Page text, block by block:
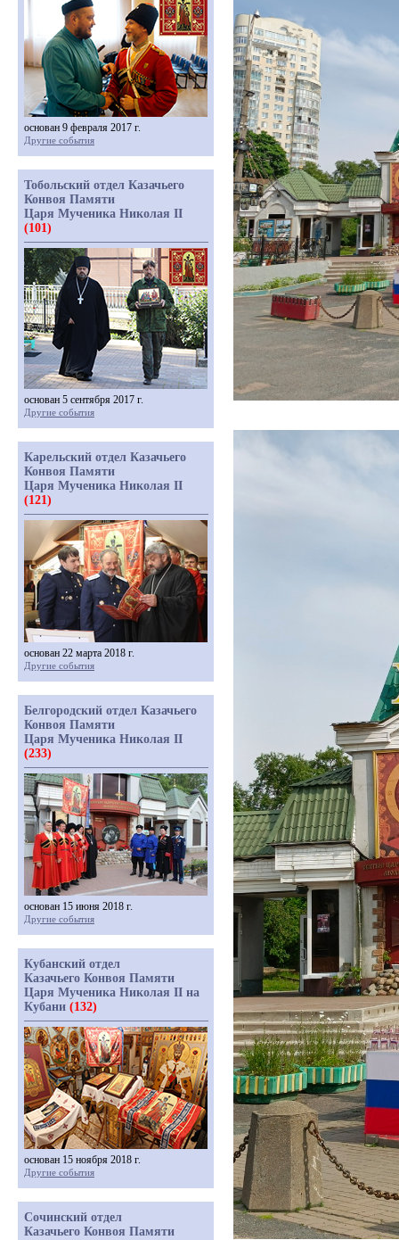
основан 9 февраля 2017 г.
Другие события
Тобольский отдел Казачьего
Конвоя Памяти
Царя Мученика Николая II
(101)
основан 5 сентября 2017 г.
Другие события
Карельский отдел Казачьего
Конвоя Памяти
Царя Мученика Николая II
(121)
основан 22 марта 2018 г.
Другие события
Белгородский отдел Казачьего
Конвоя Памяти
Царя Мученика Николая II
(233)
основан 15 июня 2018 г.
Другие события
Кубанский отдел
Казачьего Конвоя Памяти
Царя Мученика Николая II на
Кубани (132)
основан 15 ноября 2018 г.
Другие события
Сочинский отдел
Казачьего Конвоя Памяти